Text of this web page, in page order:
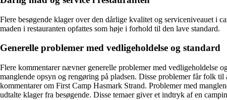
Flere besøgende klager over den dårlige kvalitet og serviceniveauet i
maden i restauranten opfattes som høje i forhold til den lave standard.
Generelle problemer med vedligeholdelse og standard
Flere kommentarer nævner generelle problemer med vedligeholdelse
manglende opsyn og rengøring på pladsen. Disse problemer får folk
kommentarer om First Camp Hasmark Strand. Problemer med
udtalte klager fra besøgende. Disse temaer giver et indtryk af en